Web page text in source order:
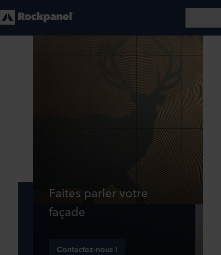
Faites parler votre
façade
Contactez-nous !